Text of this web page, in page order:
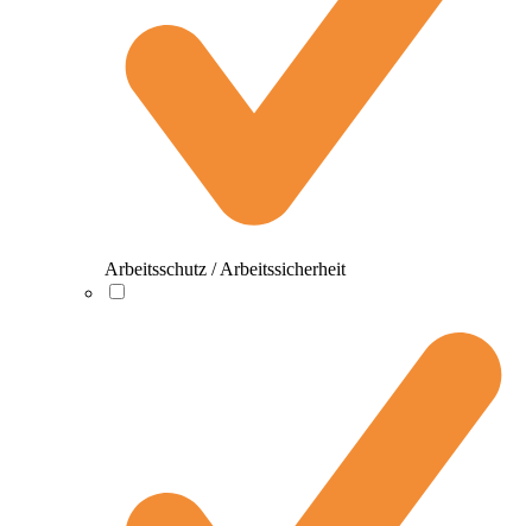
Arbeitsschutz / Arbeitssicherheit